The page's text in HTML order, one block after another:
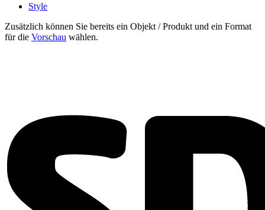
Style
Zusätzlich können Sie bereits ein Objekt / Produkt und ein Format
für die Vorschau wählen.